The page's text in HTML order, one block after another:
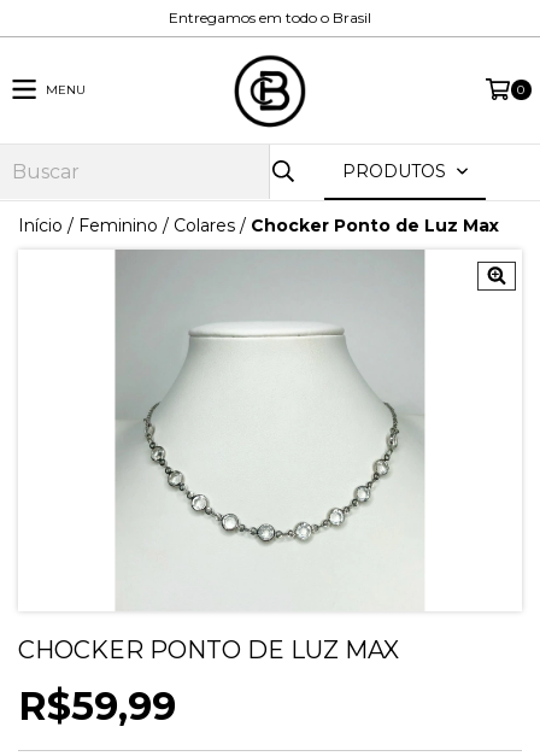
Entregamos em todo o Brasil
MENU 0
PRODUTOS
Início / Feminino / Colares / Chocker Ponto de Luz Max
CHOCKER PONTO DE LUZ MAX
R$59,99